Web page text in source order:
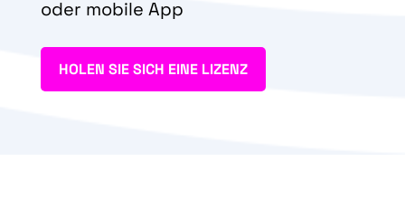
oder mobile App
HOLEN SIE SICH EINE LIZENZ